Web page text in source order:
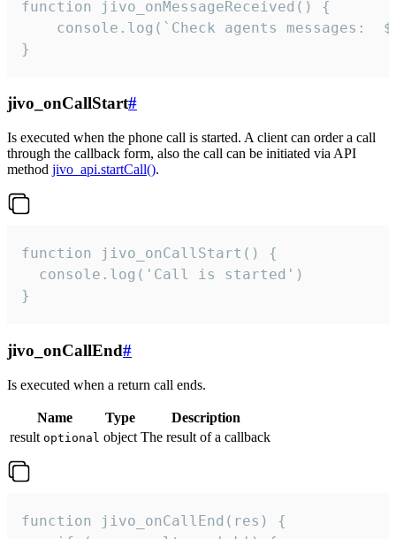
function jivo_onMessageReceived() {
}
jivo_onCallStart#
Is executed when the phone call is started. A client can order a call
through the callback form, also the call can be initiated via API
method jivo_api.startCall().
function jivo_onCallStart() {
  console.log('Call is started')
}
jivo_onCallEnd#
Is executed when a return call ends.
Name Type
Description
result optional object The result of a callback
function jivo_onCallEnd(res) {